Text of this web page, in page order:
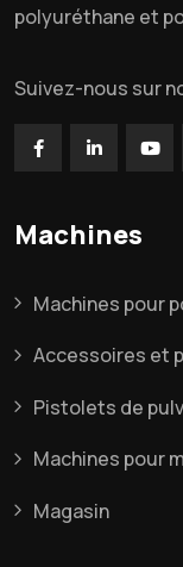
polyuréthane et
Suivez-nous sur
Machines
Machines pour
Accessoires et
Pistolets de
Machines pour
Magasin